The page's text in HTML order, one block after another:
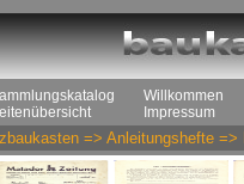
Willkommen
Impressum
=> Anleitungshefte =>